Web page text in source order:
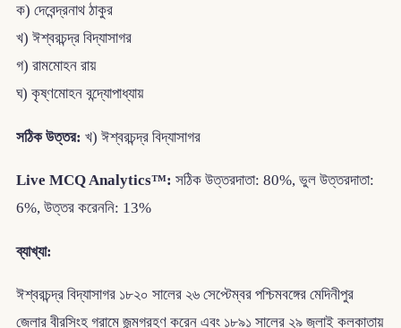
ক) দেবেন্দ্রনাথ ঠাকুর
খ) ঈশ্বরচন্দ্র বিদ্যাসাগর
গ) রামমোহন রায়
ঘ) কৃষ্ণমোহন বন্দ্যোপাধ্যায়
সঠিক উত্তর: খ) ঈশ্বরচন্দ্র বিদ্যাসাগর
Live MCQ Analytics™: সঠিক উত্তরদাতা: 80%, ভুল উত্তরদাতা:
6%, উত্তর করেননি: 13%
ব্যাখ্যা:
ঈশ্বরচন্দ্র বিদ্যাসাগর ১৮২০ সালের ২৬ সেপ্টেম্বর পশ্চিমবঙ্গের মেদিনীপুর
জেলার বীরসিংহ গ্রামে জন্মগ্রহণ করেন এবং ১৮৯১ সালের ২৯ জুলাই কলকাতায়